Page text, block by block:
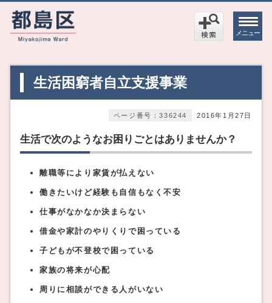
メニュー
生活困窮者自立支援事業
2016年1月27日
ページ番号：336244
生活で次のようなお困りごとはありませんか？
離職等により家賃が払えない
働きたいけど経験も自信もなく不安
仕事がなかなか決まらない
借金や家計のやりくりで困っている
子どもが不登校で困っている
家族の将来が心配
周りに相談ができる人がいない